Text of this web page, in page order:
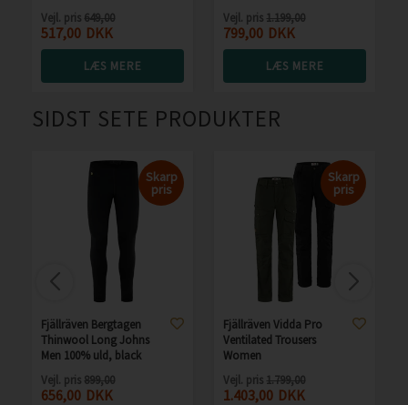
Vejl. pris 649,00
517,00 DKK
LÆS MERE
Vejl. pris 1.199,00
799,00 DKK
LÆS MERE
SIDST SETE PRODUKTER
Skarp
pris
Fjällräven Bergtagen
Thinwool Long Johns
Men 100% uld, black
Vejl. pris 899,00
656,00 DKK
Skarp
pris
Fjällräven Vidda Pro
Ventilated Trousers
Women
Vejl. pris 1.799,00
1.403,00 DKK